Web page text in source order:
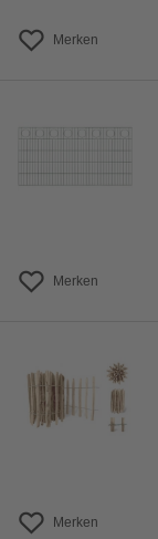
Merken
Merken
Merken